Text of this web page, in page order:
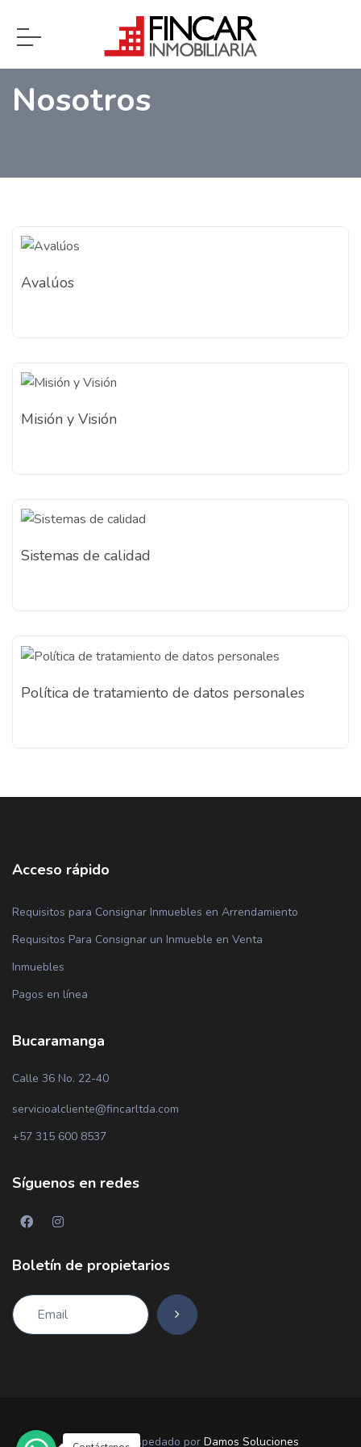
Nosotros
Avalúos
Misión y Visión
Sistemas de calidad
Política de tratamiento de datos personales
Acceso rápido
Requisitos para Consignar Inmuebles en Arrendamiento
Requisitos Para Consignar un Inmueble en Venta
Inmuebles
Pagos en línea
Bucaramanga
Calle 36 No. 22-40
servicioalcliente@fincarltda.com
+57 315 600 8537
Síguenos en redes
Boletín de propietarios
Diseñado y hospedado por Damos Soluciones